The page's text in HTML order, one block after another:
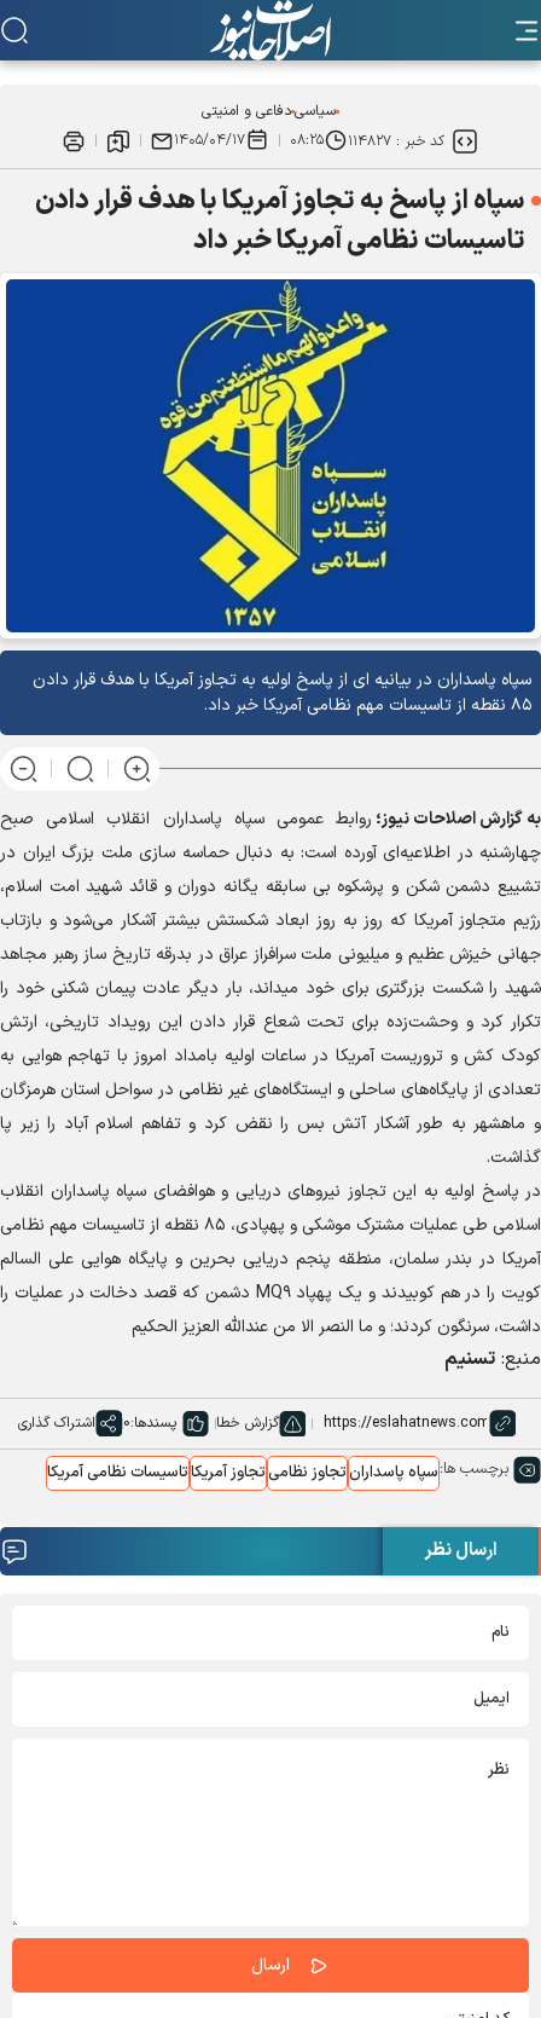
سیاسیدفاعی و امنیتی
کد خبر :۱۱۴۸۲۷ ۰۸:۲۵ ۱۴۰۵/۰۴/۱۷
سپاه از پاسخ به تجاوز آمریکا با هدف قرار دادن
تاسیسات نظامی آمریکا خبر داد
سپاه پاسداران در بیانیه ای از پاسخ اولیه به تجاوز آمریکا با هدف قرار دادن
۸۵ نقطه از تاسیسات مهم نظامی آمریکا خبر داد.
به گزارشاصلاحات نیوز؛ روابط عمومی سپاه پاسداران انقلاب اسلامی صبح
چهارشنبه در اطلاعیه‌ای آورده است: به دنبال حماسه سازی ملت بزرگ ایران در
تشییع دشمن شکن و پرشکوه بی سابقه یگانه دوران و قائد شهید امت اسلام،
رژیم متجاوز آمریکا که روز به روز ابعاد شکستش بیشتر آشکار می‌شود و بازتاب
جهانی خیزش عظیم و میلیونی ملت سرافراز عراق در بدرقه تاریخ ساز رهبر مجاهد
شهید را شکست بزرگتری برای خود میداند، بار دیگر عادت پیمان شکنی خود را
تکرار کرد و وحشت‌زده برای تحت شعاع قرار دادن این رویداد تاریخی، ارتش
کودک کش و تروریست آمریکا در ساعات اولیه بامداد امروز با تهاجم هوایی به
تعدادی از پایگاه‌های ساحلی و ایستگاه‌های غیر نظامی در سواحل استان هرمزگان
و ماهشهر به طور آشکار آتش بس را نقض کرد و تفاهم اسلام آباد را زیر پا
گذاشت.
در پاسخ اولیه به این تجاوز نیرو‌های دریایی و هوافضای سپاه پاسداران انقلاب
اسلامی طی عملیات مشترک موشکی و پهپادی، ۸۵ نقطه از تاسیسات مهم نظامی
آمریکا در بندر سلمان، منطقه پنجم دریایی بحرین و پایگاه هوایی علی السالم
کویت را در هم کوبیدند و یک پهپاد MQ۹ دشمن که قصد دخالت در عملیات را
داشت، سرنگون کردند؛ و ما النصر الا من عندالله العزیز الحکیم
منبع: تسنیم
گزارش خطا پسندها:0 اشتراک گذاری
برچسب ها:سپاه پاسدارانتجاوز نظامیتجاوز آمریکاتاسیسات نظامی آمریکا
ارسال نظر